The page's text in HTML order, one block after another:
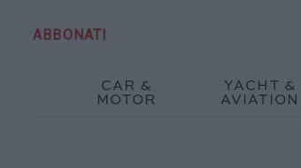
ABBONATI
CAR &
MOTOR
YACHT &
AVIATION